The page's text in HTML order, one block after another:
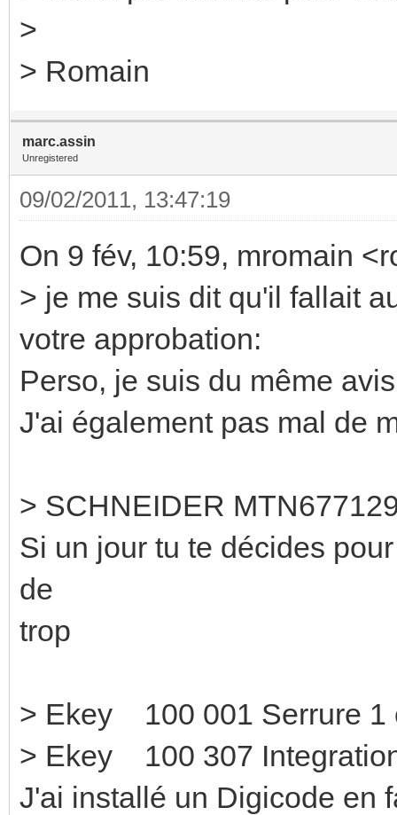
>
> Romain
marc.assin
Unregistered
09/02/2011, 13:47:19
On 9 fév, 10:59, mromain
> je me suis dit qu'il fallait
votre approbation:
Perso, je suis du même
J'ai également pas mal de
> SCHNEIDER
Si un jour tu te décides
de
trop
> Ekey 100 001
> Ekey 100 307
J'ai installé un Digicode en